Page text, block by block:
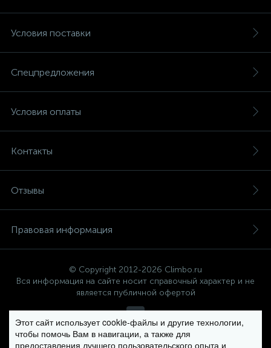
Условия поставки
Спецпредложения
Условия оплаты
Контакты
Отзывы
Правовая информация
© Copyright 2012-2026 Climbo.ru
Вся информация на сайте носит справочный характер и не
является публичной офертой
Политика компании в отношении обработки персональных
данных
Этот сайт использует cookie-файлы и другие технологии,
чтобы помочь Вам в навигации, а также для
предоставления лучшего пользовательского опыта и